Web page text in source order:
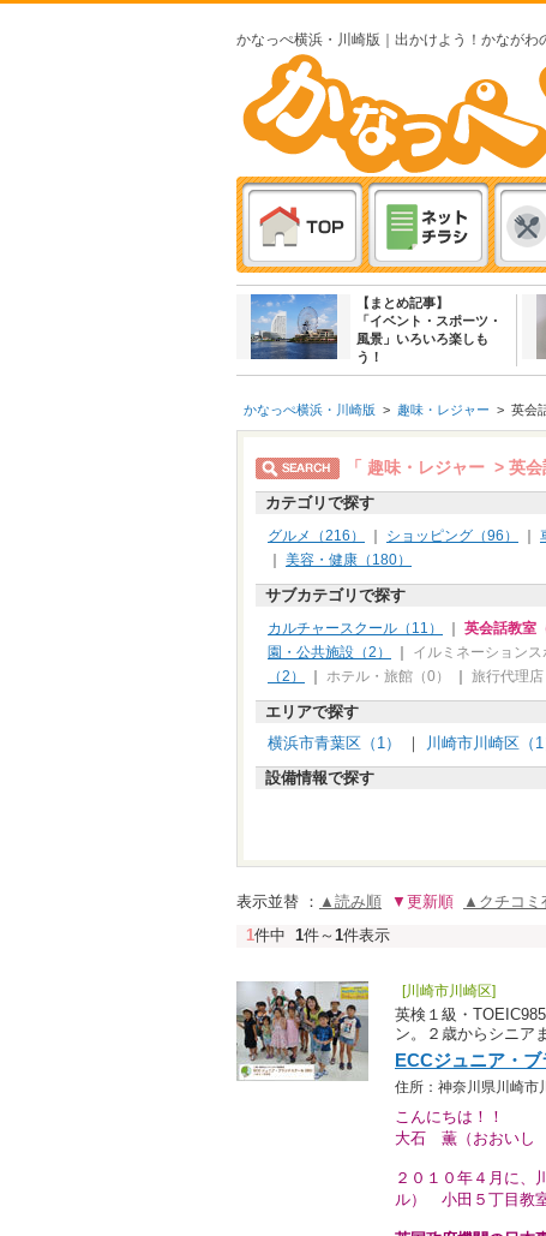
かなっぺ横浜・川崎版｜出かけよう！かながわ
【まとめ記事】
「イベント・スポーツ・
風景」いろいろ楽しも
う！
かなっぺ横浜・川崎版 > 趣味・レジャー > 英会
「 趣味・レジャー > 英会
カテゴリで探す
グルメ（216） ショッピング（96）
美容・健康（180）
サブカテゴリで探す
カルチャースクール（11） 英会話教室
園・公共施設（2）
イルミネーションス
（2）
ホテル・旅館（0） 旅行代理店
エリアで探す
横浜市青葉区（1）
｜
川崎市川崎区（1
設備情報で探す
表示並替 ： ▲読み順 ▼更新順 ▲クチコミ
1件中 1件～ 1件表示
[川崎市川崎区]
英検１級・
ン。２歳からシニア
ECCジュニア・
住所：神奈川県川崎
こんにちは！！
大石 薫（おおいし
２０１０年４月に、
ル） 小田５丁目教